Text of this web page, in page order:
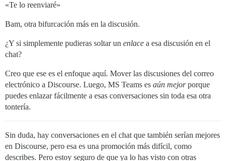
«Te lo reenviaré»
Bam, otra bifurcación más en la discusión.
¿Y si simplemente pudieras soltar un enlace a esa discusión en el
chat?
Creo que ese es el enfoque aquí. Mover las discusiones del correo
electrónico a Discourse. Luego, MS Teams es aún mejorporque
puedes enlazar fácilmente a esas conversaciones sin toda esa otra
tontería.
Sin duda, hay conversaciones en el chat que también serían mejores
en Discourse, pero esa es una promoción más difícil, como
describes. Pero estoy seguro de que ya lo has visto con otras